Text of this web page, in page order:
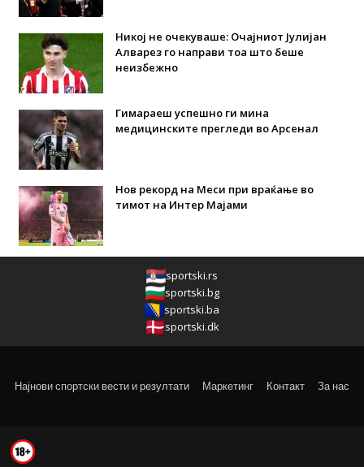
Никој не очекуваше: Очајниот Јулијан
Алварез го направи тоа што беше
неизбежно
Гимараеш успешно ги мина
медицинските прегледи во Арсенал
Нов рекорд на Меси при враќање во
тимот на Интер Мајами
sportski.rs
sportski.bg
sportski.ba
sportski.dk
Најнови спортски вести и резултати Маркетинг Контакт За нас